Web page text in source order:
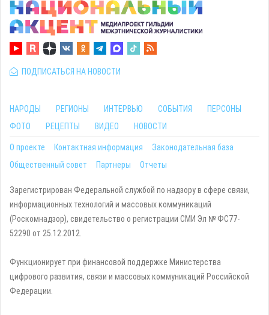
ПОДПИСАТЬСЯ НА НОВОСТИ
НАРОДЫ РЕГИОНЫ ИНТЕРВЬЮ СОБЫТИЯ
ПЕРСОНЫ
ФОТО
РЕЦЕПТЫ ВИДЕО НОВОСТИ
О проекте Контактная информация
Законодательная база
Общественный совет
Партнеры Отчеты
Зарегистрирован Федеральной службой по надзору в сфере связи,
информационных технологий и массовых коммуникаций
(Роскомнадзор), свидетельство о регистрации СМИ Эл № ФС77-
52290 от 25.12.2012.
Функционирует при финансовой поддержке Министерства
цифрового развития, связи и массовых коммуникаций Российской
Федерации.